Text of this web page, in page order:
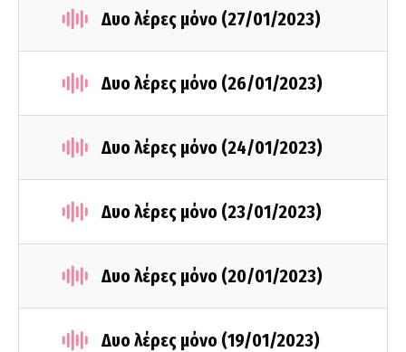
Δυο λέρες μόνο (27/01/2023)
Δυο λέρες μόνο (26/01/2023)
Δυο λέρες μόνο (24/01/2023)
Δυο λέρες μόνο (23/01/2023)
Δυο λέρες μόνο (20/01/2023)
Δυο λέρες μόνο (19/01/2023)